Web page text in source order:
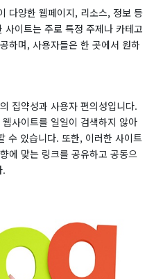
다양한 웹페이지, 리소스, 정보 등
이트는 주로 특정 주제나 카테고
하며, 사용자들은 한 곳에서 원하
집약성과 사용자 편의성입니다.
사이트를 일일이 검색하지 않아
수 있습니다. 또한, 이러한 사이트
에 맞는 링크를 공유하고 공동으
.